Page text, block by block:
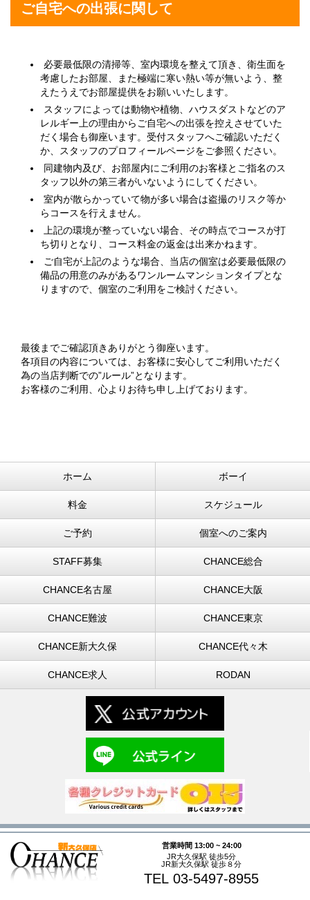
ご自宅への出張に関して
必要最低限の清掃等、室内環境を整えて頂き、衛生面を
考慮したお部屋、また極端に寒い熱い等が無いよう、整
えたうえでお部屋提供をお願いいたします。
スタッフによっては動物や植物、ハウスダストなどのア
レルギー上の理由からご自宅への出張を控えさせていた
だく場合も御座います。受付スタッフへご確認いただく
か、スタッフのプロフィールページをご参照ください。
同建物内及び、お部屋内にご利用のお客様とご指名のス
タッフ以外の第三者がいないようにしてください。
室内が散らかっていて物が多い場合は盗撮のリスク等か
らコースを行えません。
上記の環境が整っていない場合、その時点でコースが打
ち切りとなり、コース料金の返金は出来かねます。
ご自宅が上記のような場合、当店の個室は必要最低限の
備品の用意のみがあるワンルームマンションタイプとな
りますので、個室のご利用をご検討ください。
最後までご確認頂きありがとう御座います。
各項目の内容については、お客様に安心してご利用いただく
為の当店判断での”ルール”となります。
お客様のご利用、心よりお待ち申し上げております。
ホーム ボーイ
料金 スケジュール
ご予約 個室へのご案内
STAFF募集 CHANCE総合
CHANCE名古屋 CHANCE大阪
CHANCE難波 CHANCE東京
CHANCE新大久保 CHANCE代々木
CHANCE求人 RODAN
営業時間 13:00 ~ 24:00
JR大久保駅 徒歩5分
JR新大久保駅 徒歩８分
TEL 03-5497-8955